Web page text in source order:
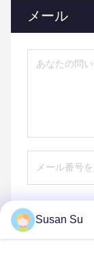
メール
Susan Su